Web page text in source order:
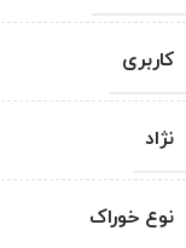
کاربری
نژاد
نوع خوراک